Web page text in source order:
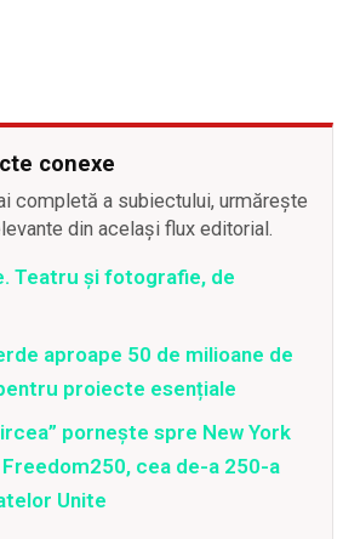
conexe
completă a subiectului, urmărește
din același flux editorial.
Teatru și fotografie, de
aproape 50 de milioane de
proiecte esențiale
pornește spre New York
cea de-a 250-a
Unite